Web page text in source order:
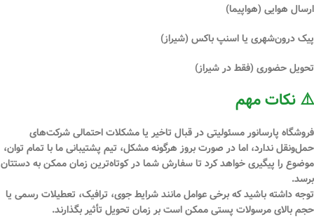
ارسال هوایی (هواپیما)
پیک درون‌شهری یا اسنپ باکس (شیراز)
تحویل حضوری (فقط در شیراز)
⚠️ نکات مهم
فروشگاه پارسانورمسئولیتی در قبال تاخیر یا مشکلات احتمالی شرکت‌های
حمل‌ونقلندارد، اما در صورت بروز هرگونه مشکل، تیم پشتیبانی ما با تمام توان،
موضوع را پیگیری خواهد کرد تا سفارش شما در کوتاه‌ترین زمان ممکن به دستتان
برسد.
توجه داشته باشید که برخی عوامل مانند شرایط جوی، ترافیک، تعطیلات رسمی یا
حجم بالای مرسولات پستی ممکن است بر زمان تحویل تأثیر بگذارند.